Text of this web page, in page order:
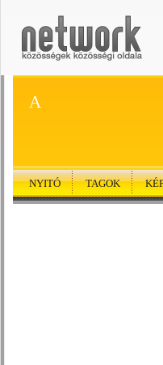
A
NYITÓ TAGOK